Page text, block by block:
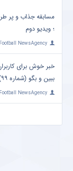
؛ ویدیو دوم
NewsAgency
خبر خوش برای
ببین و بگو (شماره ۹۹) ؛ با جوایز میلیونی !
NewsAgency